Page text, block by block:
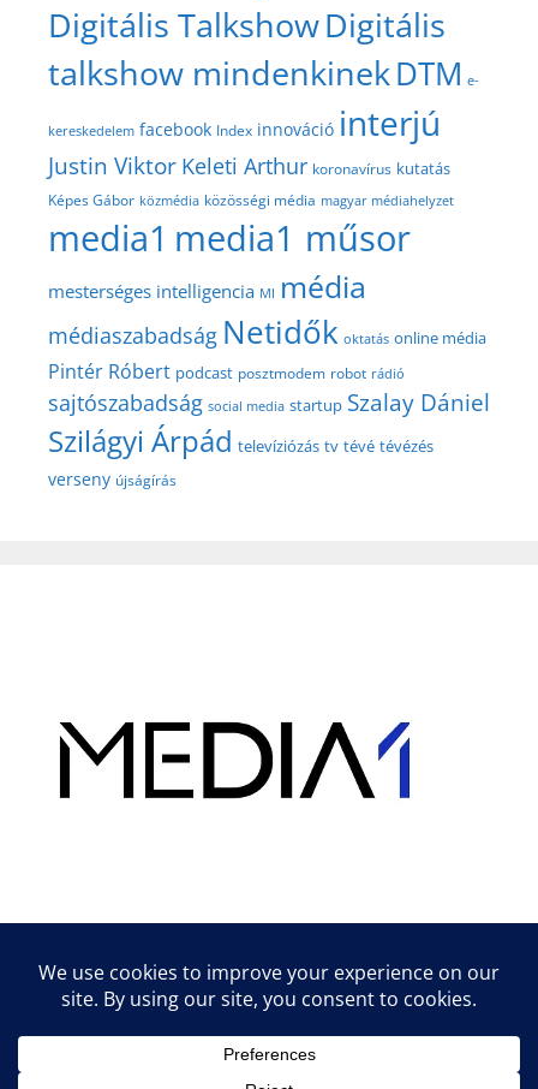
Digitális TalkshowDigitális
talkshow mindenkinekDTM e-
kereskedelem facebook Index innováció interjú
Justin Viktor Keleti Arthur koronavírus kutatás
Képes Gábor közmédia közösségi média magyar médiahelyzet
media1 media1 műsor
mesterséges intelligencia MI média
médiaszabadság Netidők oktatás online média
Pintér Róbert podcast posztmodem robot rádió
sajtószabadság social media startup Szalay Dániel
Szilágyi Árpád televíziózás tv tévé tévézés
verseny újságírás
Lifestyle tippek & trükkök